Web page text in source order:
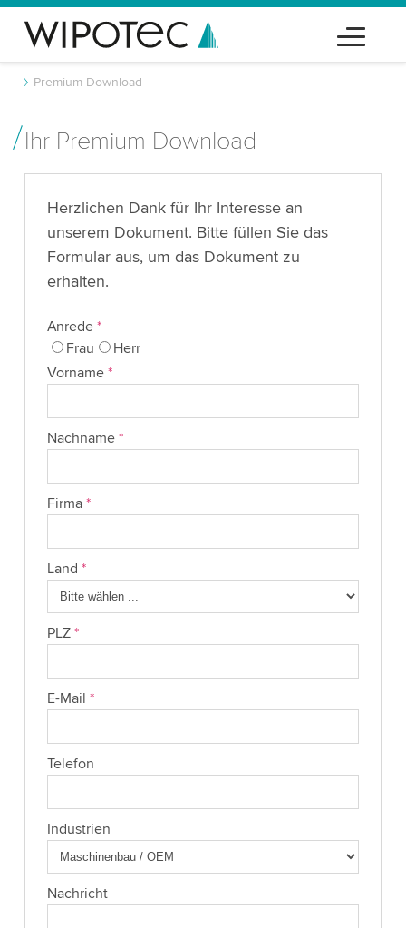
Premium-Download
Ihr Premium Download
Herzlichen Dank für Ihr Interesse an
unserem Dokument. Bitte füllen Sie das
Formular aus, um das Dokument zu
erhalten.
Anrede *
Frau
Herr
Vorname *
Nachname *
Firma *
Land *
PLZ *
E-Mail *
Telefon
Industrien
Nachricht